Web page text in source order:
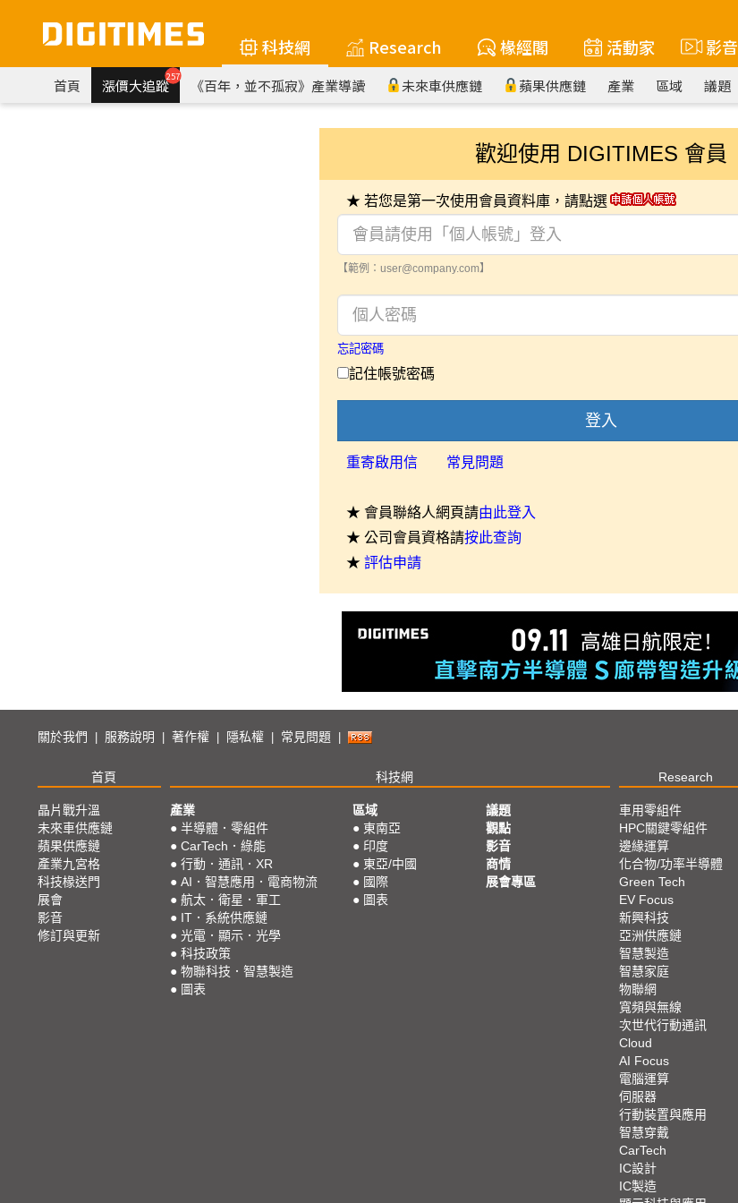
科技網 Research 椽經閣 活動家 影音
首頁 漲價大追蹤257 《百年，並不孤寂》產業導讀 未來車供應鏈 蘋果供應鏈 產業 區域 議題
歡迎使用 DIGITIMES 會員
★ 若您是第一次使用會員資料庫，請點選
【範例：user@company.com】
忘記密碼
記住帳號密碼
登入
重寄啟用信 常見問題
★ 會員聯絡人網頁請由此登入
★ 公司會員資格請按此查詢
★ 評估申請
關於我們 服務說明 著作權 隱私權 常見問題
首頁 科技網 Research
晶片戰升溫
未來車供應鏈
蘋果供應鏈
產業九宮格
科技椽送門
展會
影音
修訂與更新
產業
● 半導體．零組件
● CarTech．綠能
● 行動．通訊．XR
● AI．智慧應用．電商物流
● 航太．衛星．軍工
● IT．系統供應鏈
● 光電．顯示．光學
● 科技政策
● 物聯科技．智慧製造
● 圖表
區域
● 東南亞
● 印度
● 東亞/中國
● 國際
● 圖表
議題
觀點
影音
商情
展會專區
車用零組件
HPC關鍵零組件
邊緣運算
化合物/功率半導體
Green Tech
EV Focus
新興科技
亞洲供應鏈
智慧製造
智慧家庭
物聯網
寬頻與無線
次世代行動通訊
Cloud
AI Focus
電腦運算
伺服器
行動裝置與應用
智慧穿戴
CarTech
IC設計
IC製造